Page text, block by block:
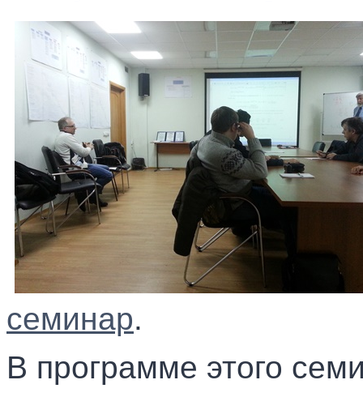
семинар.
В программе этого